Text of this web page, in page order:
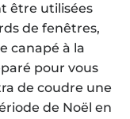
être utilisées
de fenêtres,
canapé à la
pour vous
de coudre une
de Noël en